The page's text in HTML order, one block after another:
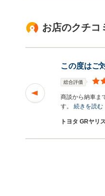
お店のクチコ
この度はご
総合評価
商談から納車ま
す。 続きを読む
トヨタ GRヤリ